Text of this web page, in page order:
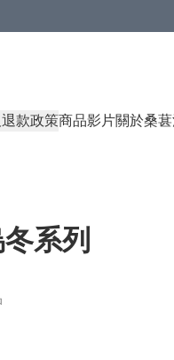
款政策商品影片關於桑
系列